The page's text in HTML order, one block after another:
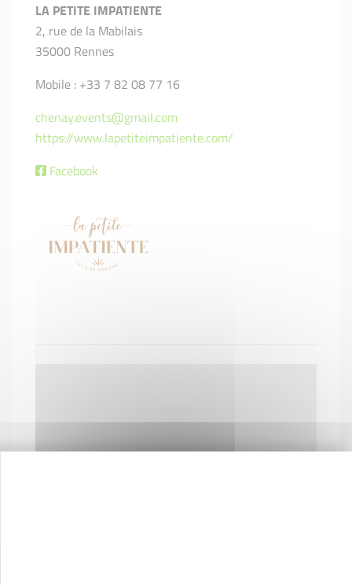
LA PETITE IMPATIENTE
2, rue de la Mabilais
35000 Rennes
Mobile : +33 7 82 08 77 16
chenay.events@gmail.com
https://www.lapetiteimpatiente.com/
Facebook